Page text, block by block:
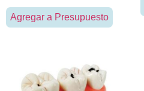
Agregar a Presupuesto